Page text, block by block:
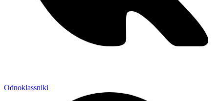
Odnoklassniki